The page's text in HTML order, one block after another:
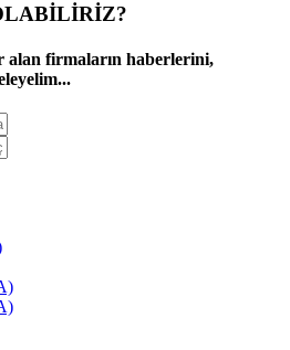
?
alan firmaların haberlerini,